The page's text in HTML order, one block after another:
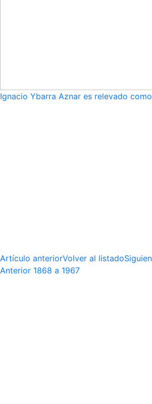
Ignacio Ybarra Aznar es relevado
Artículo anteriorVolver al listado
Anterior 1868 a 1967